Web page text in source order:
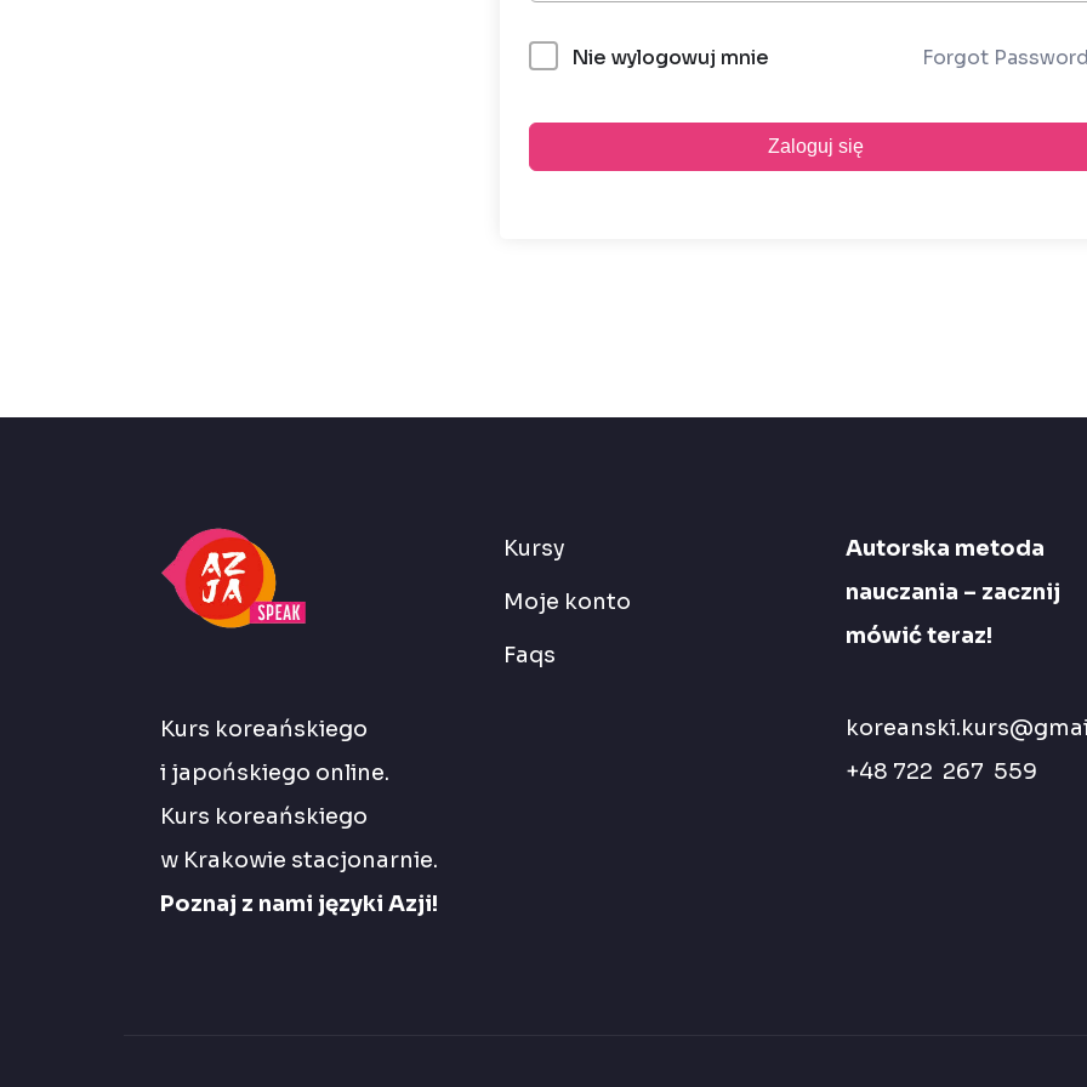
Nie wylogowuj mnie Forgot
Zaloguj się
Kurs koreańskiego
i japońskiego online.
Kurs koreańskiego
w Krakowie stacjonarnie.
Poznaj z nami języki Azji!
Kursy
Moje konto
Faqs
Autorska metoda
nauczania – zacznij
mówić teraz!
+48 722 267 559